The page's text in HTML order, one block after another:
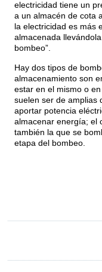
electricidad tiene un
a un almacén de cota
la electricidad es más
almacenada
bombeo”.
Hay dos tipos de
almacenamiento son
estar en el mismo o
suelen ser de amplias
aportar potencia
almacenar energía; el
también la que se
etapa del bombeo.